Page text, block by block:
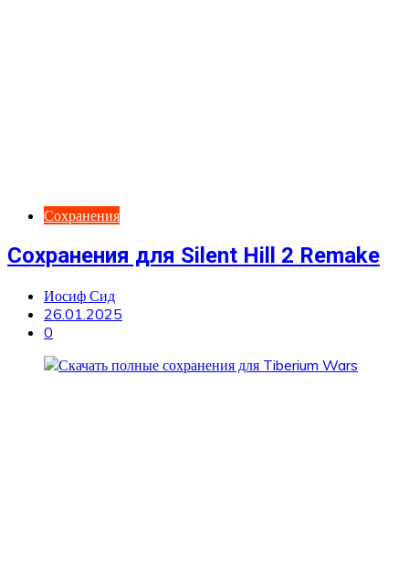
Сохранения
Сохранения для Silent Hill 2 Remake
Иосиф Сид
26.01.2025
0